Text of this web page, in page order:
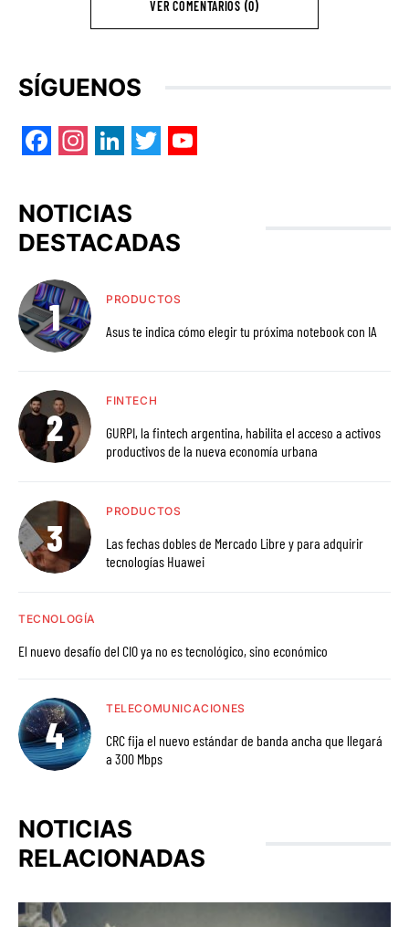
VER COMENTARIOS (0)
SÍGUENOS
NOTICIAS
DESTACADAS
PRODUCTOS
Asus te indica cómo elegir tu próxima notebook con IA
FINTECH
GURPI, la fintech argentina, habilita el acceso a activos
productivos de la nueva economía urbana
PRODUCTOS
Las fechas dobles de Mercado Libre y para adquirir
tecnologías Huawei
TECNOLOGÍA
El nuevo desafío del CIO ya no es tecnológico, sino económico
TELECOMUNICACIONES
CRC fija el nuevo estándar de banda ancha que llegará
a 300 Mbps
NOTICIAS
RELACIONADAS